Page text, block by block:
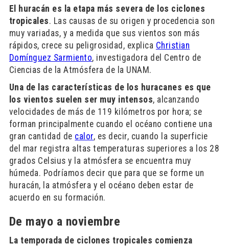
El huracán es la etapa más severa de los ciclones
tropicales. Las causas de su origen y procedencia son
muy variadas, y a medida que sus vientos son más
rápidos, crece su peligrosidad, explica Christian
Domínguez Sarmiento, investigadora del Centro de
Ciencias de la Atmósfera de la UNAM.
Una de las características de los huracanes es que
los vientos suelen ser muy intensos, alcanzando
velocidades de más de 119 kilómetros por hora; se
forman principalmente cuando el océano contiene una
gran cantidad de calor, es decir, cuando la superficie
del mar registra altas temperaturas superiores a los 28
grados Celsius y la atmósfera se encuentra muy
húmeda. Podríamos decir que para que se forme un
huracán, la atmósfera y el océano deben estar de
acuerdo en su formación.
De mayo a noviembre
La temporada de ciclones tropicales comienza